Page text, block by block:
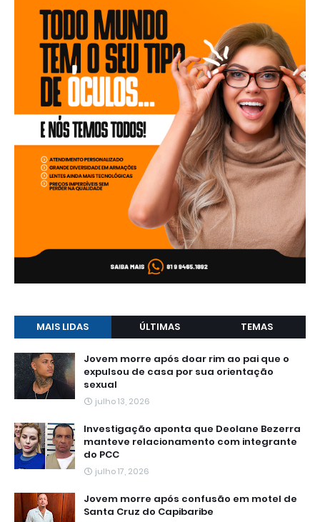
MAIS LIDAS ÚLTIMAS TEMAS
Jovem morre após doar rim ao pai que o
expulsou de casa por sua orientação
sexual
julho 13, 2026
Investigação aponta que Deolane Bezerra
manteve relacionamento com integrante
do PCC
julho 17, 2026
Jovem morre após confusão em motel de
Santa Cruz do Capibaribe